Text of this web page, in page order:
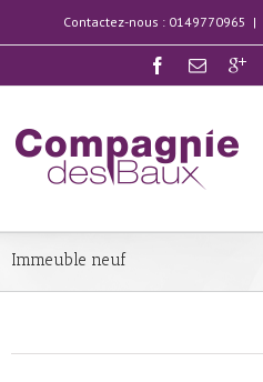
Contactez-nous : 0149770965 |
Immeuble neuf